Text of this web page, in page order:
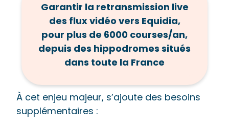
Garantir la retransmission live
des flux vidéo vers Equidia,
pour plus de 6000 courses/an,
depuis des hippodromes situés
dans toute la France
À cet enjeu majeur, s’ajoute des besoins
supplémentaires :